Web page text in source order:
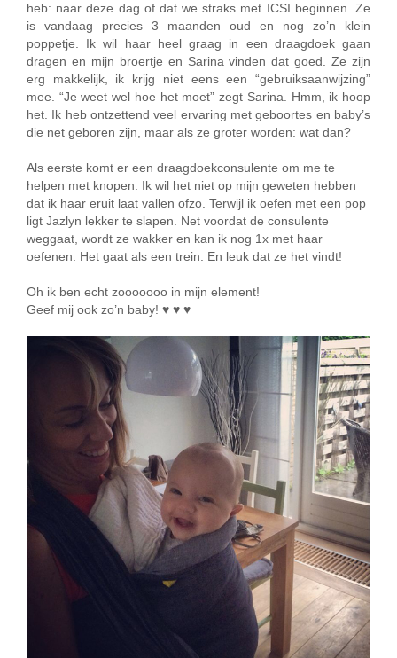
heb: naar deze dag of dat we straks met ICSI beginnen. Ze
is vandaag precies 3 maanden oud en nog zo’n klein
poppetje. Ik wil haar heel graag in een draagdoek gaan
dragen en mijn broertje en Sarina vinden dat goed. Ze zijn
erg makkelijk, ik krijg niet eens een “gebruiksaanwijzing”
mee. “Je weet wel hoe het moet” zegt Sarina. Hmm, ik hoop
het. Ik heb ontzettend veel ervaring met geboortes en baby’s
die net geboren zijn, maar als ze groter worden: wat dan?
Als eerste komt er een draagdoekconsulente om me te
helpen met knopen. Ik wil het niet op mijn geweten hebben
dat ik haar eruit laat vallen ofzo. Terwijl ik oefen met een pop
ligt Jazlyn lekker te slapen. Net voordat de consulente
weggaat, wordt ze wakker en kan ik nog 1x met haar
oefenen. Het gaat als een trein. En leuk dat ze het vindt!
Oh ik ben echt zooooooo in mijn element!
Geef mij ook zo’n baby! ♥ ♥ ♥